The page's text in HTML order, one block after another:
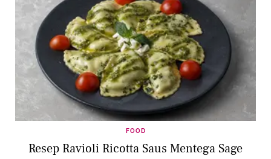
FOOD
Resep Ravioli Ricotta Saus Mentega Sage